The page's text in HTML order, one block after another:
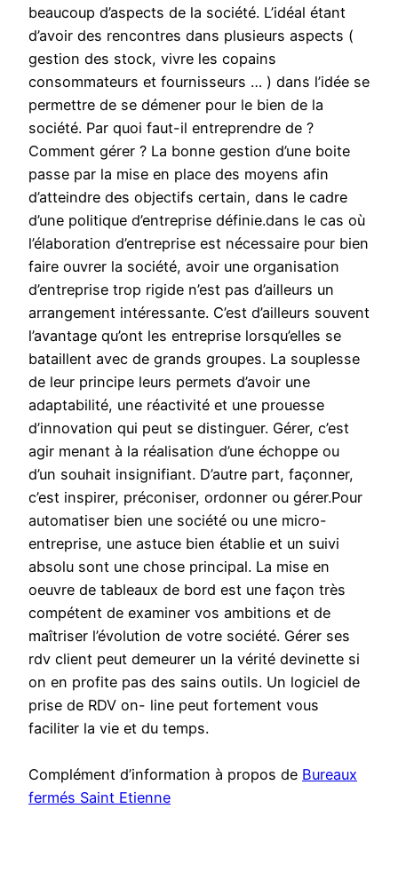
beaucoup d’aspects de la société. L’idéal étant
d’avoir des rencontres dans plusieurs aspects (
gestion des stock, vivre les copains
consommateurs et fournisseurs … ) dans l’idée se
permettre de se démener pour le bien de la
société. Par quoi faut-il entreprendre de ?
Comment gérer ? La bonne gestion d’une boite
passe par la mise en place des moyens afin
d’atteindre des objectifs certain, dans le cadre
d’une politique d’entreprise définie.dans le cas où
l’élaboration d’entreprise est nécessaire pour bien
faire ouvrer la société, avoir une organisation
d’entreprise trop rigide n’est pas d’ailleurs un
arrangement intéressante. C’est d’ailleurs souvent
l’avantage qu’ont les entreprise lorsqu’elles se
bataillent avec de grands groupes. La souplesse
de leur principe leurs permets d’avoir une
adaptabilité, une réactivité et une prouesse
d’innovation qui peut se distinguer. Gérer, c’est
agir menant à la réalisation d’une échoppe ou
d’un souhait insignifiant. D’autre part, façonner,
c’est inspirer, préconiser, ordonner ou gérer.Pour
automatiser bien une société ou une micro-
entreprise, une astuce bien établie et un suivi
absolu sont une chose principal. La mise en
oeuvre de tableaux de bord est une façon très
compétent de examiner vos ambitions et de
maîtriser l’évolution de votre société. Gérer ses
rdv client peut demeurer un la vérité devinette si
on en profite pas des sains outils. Un logiciel de
prise de RDV on- line peut fortement vous
faciliter la vie et du temps.
Complément d’information à propos de Bureaux
fermés Saint Etienne